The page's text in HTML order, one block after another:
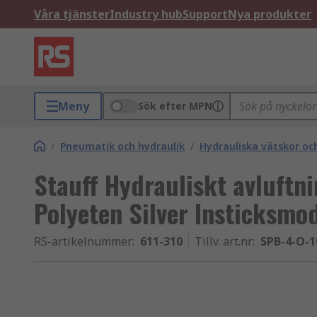
Våra tjänsterIndustry hubSupportNya produkter
Meny Sök efter MPN
/ Pneumatik och hydraulik / Hydrauliska vätskor
Stauff Hydrauliskt
Polyeten Silver
RS-artikelnummer: 611-310 Tillv. art.nr: SPB-4-O-